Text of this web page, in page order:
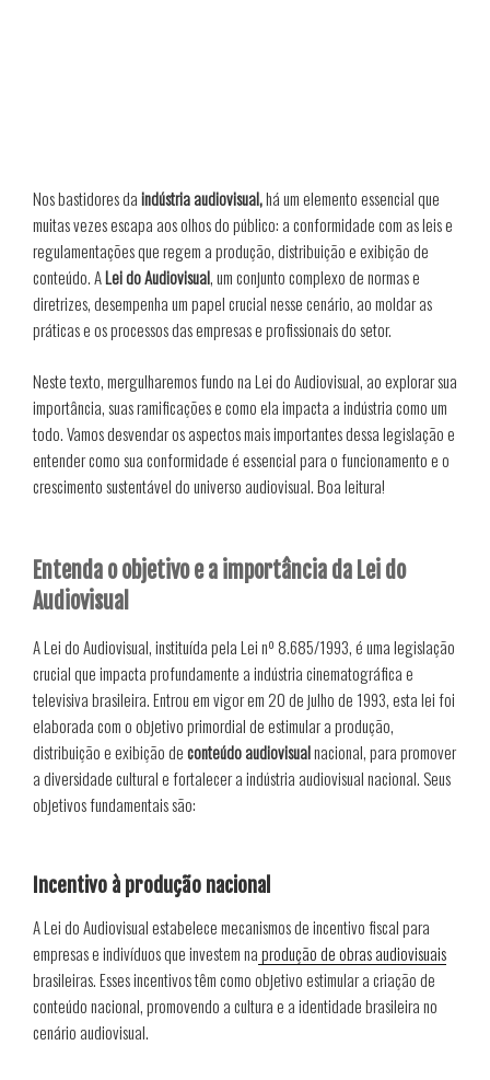
Nos bastidores daindústria audiovisual,há um elemento essencial que
muitas vezes escapa aos olhos do público: a conformidade com as leis e
regulamentações que regem a produção, distribuição e exibição de
conteúdo. ALei do Audiovisual, um conjunto complexo de normas e
diretrizes, desempenha um papel crucial nesse cenário, ao moldar as
práticas e os processos das empresas e profissionais do setor.
Neste texto, mergulharemos fundo na Lei do Audiovisual, ao explorar sua
importância, suas ramificações e como ela impacta a indústria como um
todo. Vamos desvendar os aspectos mais importantes dessa legislação e
entender como sua conformidade é essencial para o funcionamento e o
crescimento sustentável do universo audiovisual. Boa leitura!
Entenda o objetivo e a importância da Lei do
Audiovisual
A Lei do Audiovisual, instituída pela Lei nº 8.685/1993, é uma legislação
crucial que impacta profundamente a indústria cinematográfica e
televisiva brasileira. Entrou em vigor em 20 de julho de 1993, esta lei foi
elaborada com o objetivo primordial de estimular a produção,
distribuição e exibição deconteúdo audiovisualnacional, para promover
a diversidade cultural e fortalecer a indústria audiovisual nacional. Seus
objetivos fundamentais são:
Incentivo à produção nacional
A Lei do Audiovisual estabelece mecanismos de incentivo fiscal para
empresas e indivíduos que investem naprodução de obras audiovisuais
brasileiras. Esses incentivos têm como objetivo estimular a criação de
conteúdo nacional, promovendo a cultura e a identidade brasileira no
cenário audiovisual.